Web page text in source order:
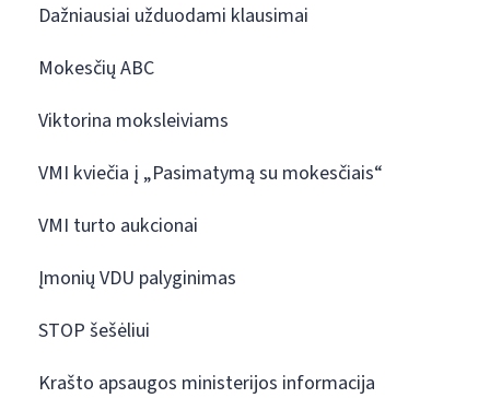
Dažniausiai užduodami klausimai
Mokesčių ABC
Viktorina moksleiviams
VMI kviečia į „Pasimatymą su mokesčiais“
VMI turto aukcionai
Įmonių VDU palyginimas
STOP šešėliui
Krašto apsaugos ministerijos informacija